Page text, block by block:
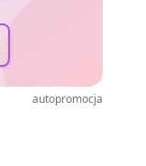
autopromocja